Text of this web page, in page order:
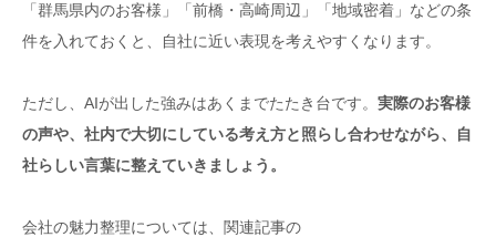
「群馬県内のお客様」「前橋・高崎周辺」「地域密着」などの条
件を入れておくと、自社に近い表現を考えやすくなります。
ただし、AIが出した強みはあくまでたたき台です。 実際のお客様
の声や、社内で大切にしている考え方と照らし合わせながら、自
社らしい言葉に整えていきましょう。
会社の魅力整理については、関連記事の